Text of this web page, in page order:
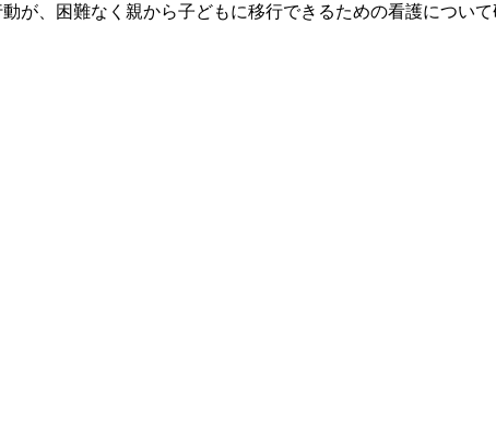
が、困難なく親から子どもに移行できるための看護について